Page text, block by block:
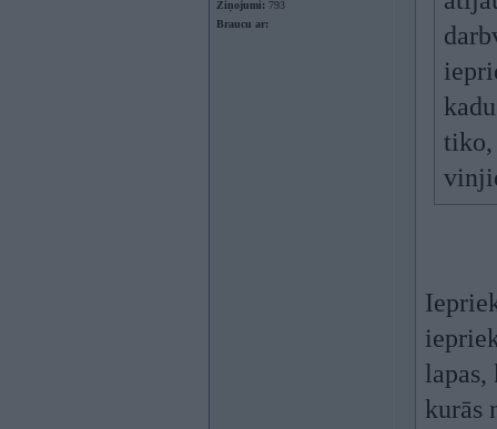
Ziņojumi: 793
Braucu ar:
tiko,
lapas,
kurās